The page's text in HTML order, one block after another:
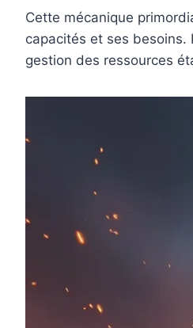
Cette mécanique
capacités et ses
gestion des ressources